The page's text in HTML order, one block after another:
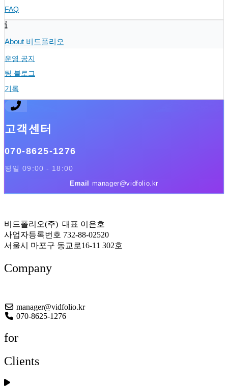
FAQ
About 비드폴리오
운영 공지
팀 블로그
기록
고객센터
070-8625-1276
평일 09:00 - 18:00
Email manager@vidfolio.kr
비드폴리오(주) 대표 이은호
사업자등록번호 732-88-02520
서울시 마포구 동교로16-11 302호
Company
manager@vidfolio.kr
070-8625-1276
for
Clients